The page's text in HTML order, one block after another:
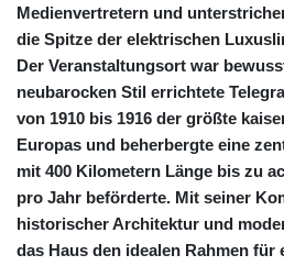
FKP
GBP
GEL
GGP
GHS
GIP
GNF
GTQ
GYD
Medienvertretern und
die Spitze der elektrischen
Der Veranstaltungsort war
neubarocken Stil errichtete
von 1910 bis 1916 der größte
Europas und beherbergte eine
mit 400 Kilometern Länge bis zu
pro Jahr beförderte. Mit seiner
historischer Architektur und
das Haus den idealen Rahmen für